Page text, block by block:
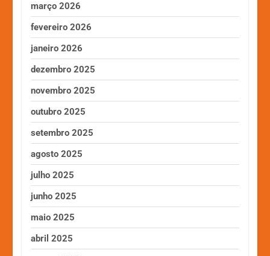
março 2026
fevereiro 2026
janeiro 2026
dezembro 2025
novembro 2025
outubro 2025
setembro 2025
agosto 2025
julho 2025
junho 2025
maio 2025
abril 2025